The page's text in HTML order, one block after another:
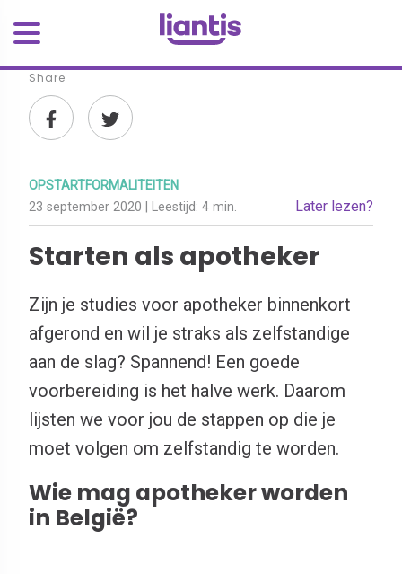
Share
OPSTARTFORMALITEITEN
23 september 2020 | Leestijd: 4 min. Later lezen?
Starten als apotheker
Zijn je studies voor apotheker binnenkort
afgerond en wil je straks als zelfstandige
aan de slag? Spannend! Een goede
voorbereiding is het halve werk. Daarom
lijsten we voor jou de stappen op die je
moet volgen om zelfstandig te worden.
Wie mag apotheker worden
in België?